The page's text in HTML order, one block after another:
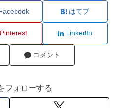
はてブ
Pinterest LinkedIn
コメント
フォローする